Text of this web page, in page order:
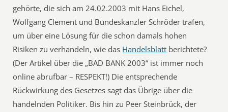
gehörte, die sich am 24.02.2003 mit Hans Eichel,
Wolfgang Clement und Bundeskanzler Schröder trafen,
um über eine Lösung für die schon damals hohen
Risiken zu verhandeln, wie das Handelsblatt berichtete?
(Der Artikel über die „BAD BANK 2003“ ist immer noch
online abrufbar – RESPEKT!) Die entsprechende
Rückwirkung des Gesetzes sagt das Übrige über die
handelnden Politiker. Bis hin zu Peer Steinbrück, der